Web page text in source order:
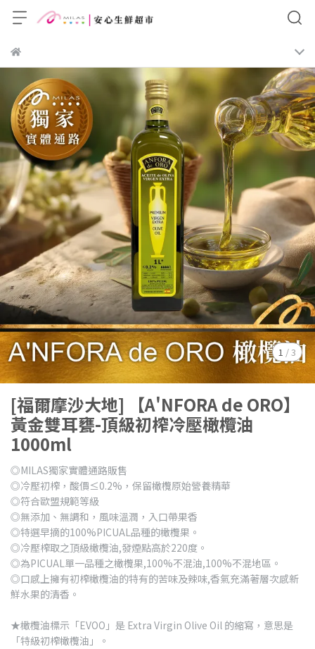
1 /3
[福爾摩沙大地] 【A'NFORA de ORO】
黃金雙耳甕-頂級初榨冷壓橄欖油
1000ml
◎MILAS獨家實體通路販售
◎冷壓初榨，酸價≤0.2%，保留橄欖原始營養精華
◎符合歐盟規範等級
◎無添加、無調和，風味溫潤，入口帶果香
◎特選早摘的100%PICUAL品種的橄欖果。
◎冷壓榨取之頂級橄欖油,發煙點高於220度。
◎為PICUAL單一品種之橄欖果,100%不混油,100%不混地區。
◎口感上擁有初榨橄欖油的特有的苦味及辣味,香氣充滿著層次感新
鮮水果的清香。
★橄欖油標示「EVOO」是 Extra Virgin Olive Oil 的縮寫，意思是
「特級初榨橄欖油」。